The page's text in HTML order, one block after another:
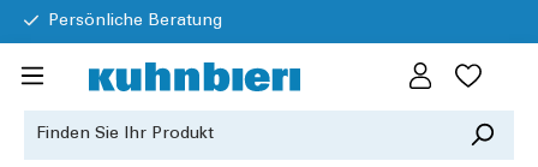
Persönliche Beratung